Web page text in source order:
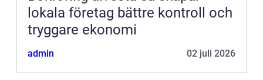
lokala företag bättre kontroll och
tryggare ekonomi
admin 02 juli 2026